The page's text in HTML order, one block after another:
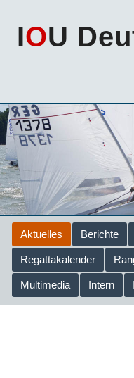
IOU
Aktuelles Berichte
Regattakalender
Multimedia Intern